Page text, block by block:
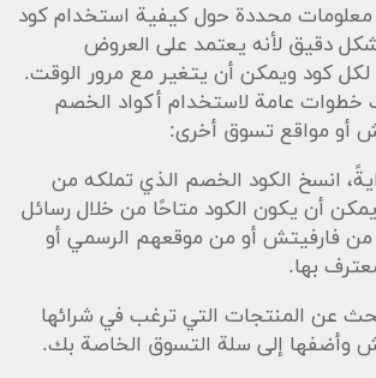
معلومات محددة حول كيفية استخدام كود
دقيق لأنه يعتمد على العروض
لكل كود ويمكن أن يتغير مع مرور الوقت.
خطوات عامة لاستخدام أكواد الخصم
أو مواقع تسوق أخرى:
انسخ الكود الخصم الذي تملكه من
أن يكون الكود متاحًا من خلال رسائل
من فارفيتش أو من موقعهم الرسمي أو
بها.
عن المنتجات التي ترغب في شرائها
وأضفها إلى سلة التسوق الخاصة بك.